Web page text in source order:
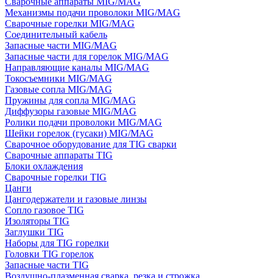
Механизмы подачи проволоки MIG/MAG
Сварочные горелки MIG/MAG
Соединительный кабель
Запасные части MIG/MAG
Запасные части для горелок MIG/MAG
Направляющие каналы MIG/MAG
Токосъемники MIG/MAG
Газовые сопла MIG/MAG
Пружины для сопла MIG/MAG
Диффузоры газовые MIG/MAG
Ролики подачи проволоки MIG/MAG
Шейки горелок (гусаки) MIG/MAG
Сварочное оборудование для TIG сварки
Сварочные аппараты TIG
Блоки охлаждения
Сварочные горелки TIG
Цанги
Цангодержатели и газовые линзы
Сопло газовое TIG
Изоляторы TIG
Заглушки TIG
Наборы для TIG горелки
Головки TIG горелок
Запасные части TIG
Воздушно-плазменная сварка, резка и строжка